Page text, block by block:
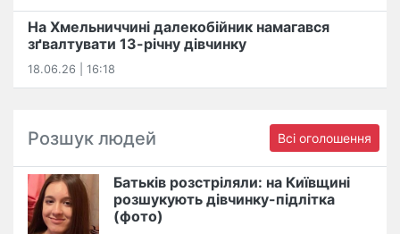
На Хмельниччині далекобійник намагався
зґвалтувати 13-річну дівчинку
18.06.26 | 16:18
Розшук людей Всі оголошення
Батьків розстріляли: на Київщині
розшукують дівчинку-підлітка
(фото)